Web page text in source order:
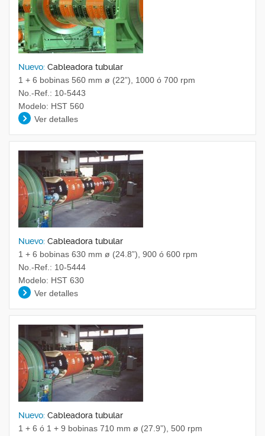
Nuevo: Cableadora tubular
1 + 6 bobinas 560 mm ø (22”), 1000 ó 700 rpm
No.-Ref.: 10-5443
Modelo: HST 560
Ver detalles
Nuevo: Cableadora tubular
1 + 6 bobinas 630 mm ø (24.8”), 900 ó 600 rpm
No.-Ref.: 10-5444
Modelo: HST 630
Ver detalles
Nuevo: Cableadora tubular
1 + 6 ó 1 + 9 bobinas 710 mm ø (27.9”), 500 rpm